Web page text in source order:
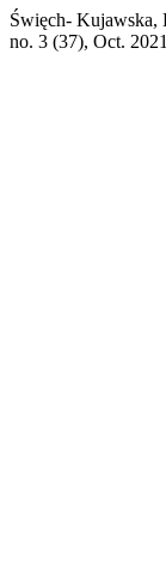
Święch- Kujawska,
no. 3 (37), Oct.